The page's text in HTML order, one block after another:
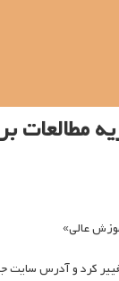
مطالعات
عالی»
کرد و آدرس سایت